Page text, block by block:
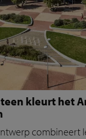
kleurt het
combineert